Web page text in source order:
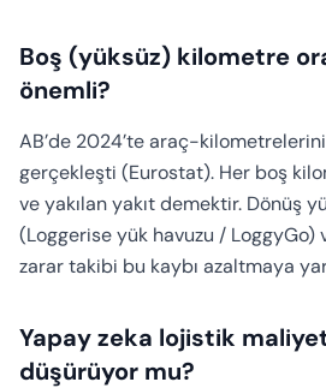
Boş (yüksüz) kilometre
önemli?
AB’de 2024’te araç-
gerçekleşti (Eurostat). Her boş
ve yakılan yakıt demektir. Dönüş
(Loggerise yük havuzu / LoggyGo)
zarar takibi bu kaybı azaltmaya
Yapay zeka lojistik
düşürüyor mu?